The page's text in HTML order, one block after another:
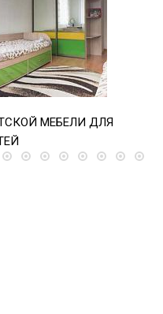
МЕБЕЛИ ДЛЯ